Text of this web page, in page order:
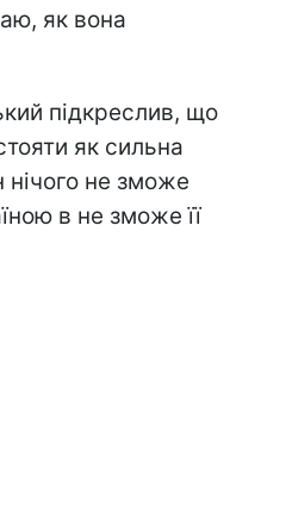
як вона
підкреслив, що
як сильна
нічого не зможе
в не зможе її